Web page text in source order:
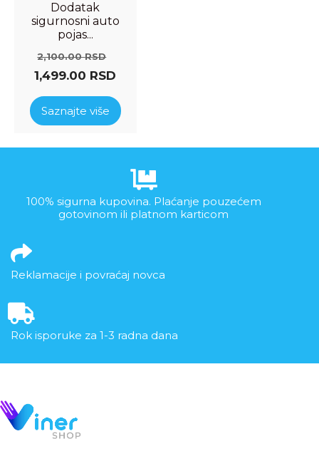
Dodatak
sigurnosni auto
pojas...
2,100.00RSD
1,499.00 RSD
Saznajte više
100% sigurna kupovina. Plaćanje pouzećem
gotovinom ili platnom karticom
Reklamacije i povraćaj novca
Rok isporuke za 1-3 radna dana